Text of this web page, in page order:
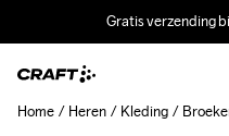
Gratis verzending
Home Heren Kleding